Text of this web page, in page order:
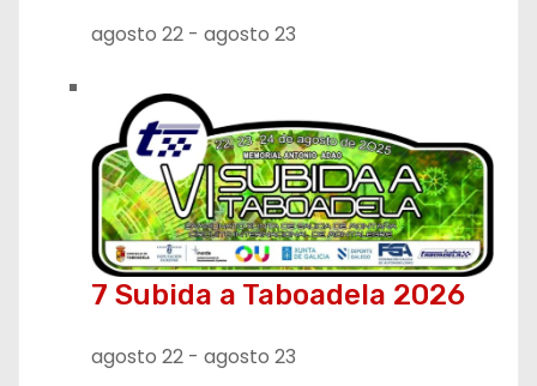
agosto 22 - agosto 23
7 Subida a Taboadela 2026
agosto 22 - agosto 23